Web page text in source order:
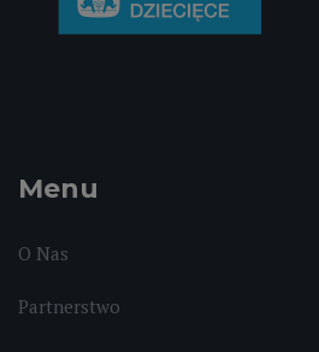
Menu
O Nas
Partnerstwo